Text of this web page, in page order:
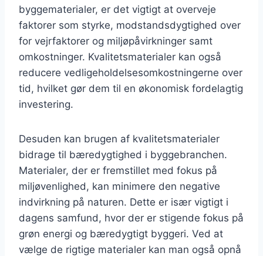
byggematerialer, er det vigtigt at overveje
faktorer som styrke, modstandsdygtighed over
for vejrfaktorer og miljøpåvirkninger samt
omkostninger. Kvalitetsmaterialer kan også
reducere vedligeholdelsesomkostningerne over
tid, hvilket gør dem til en økonomisk fordelagtig
investering.
Desuden kan brugen af kvalitetsmaterialer
bidrage til bæredygtighed i byggebranchen.
Materialer, der er fremstillet med fokus på
miljøvenlighed, kan minimere den negative
indvirkning på naturen. Dette er især vigtigt i
dagens samfund, hvor der er stigende fokus på
grøn energi og bæredygtigt byggeri. Ved at
vælge de rigtige materialer kan man også opnå